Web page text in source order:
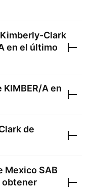
Kimberly-Clark
en el último
KIMBER/A en
de
Mexico SAB
obtener